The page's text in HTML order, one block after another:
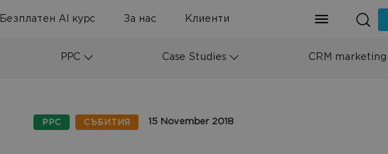
Безплатен AI курс За нас Клиенти
PPC Case Studies CRM marketing
PPC СЪБИТИЯ 15 November 2018